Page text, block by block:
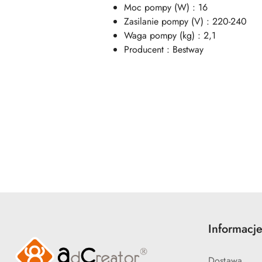
Moc pompy (W) : 16
Zasilanie pompy (V) : 220-240
Waga pompy (kg) : 2,1
Producent : Bestway
Informacje